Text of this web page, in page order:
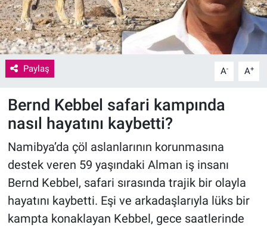
Paylaş A- A+
Bernd Kebbel safari kampında
nasıl hayatını kaybetti?
Namibya’da çöl aslanlarının korunmasına
destek veren 59 yaşındaki Alman iş insanı
Bernd Kebbel, safari sırasında trajik bir olayla
hayatını kaybetti. Eşi ve arkadaşlarıyla lüks bir
kampta konaklayan Kebbel, gece saatlerinde